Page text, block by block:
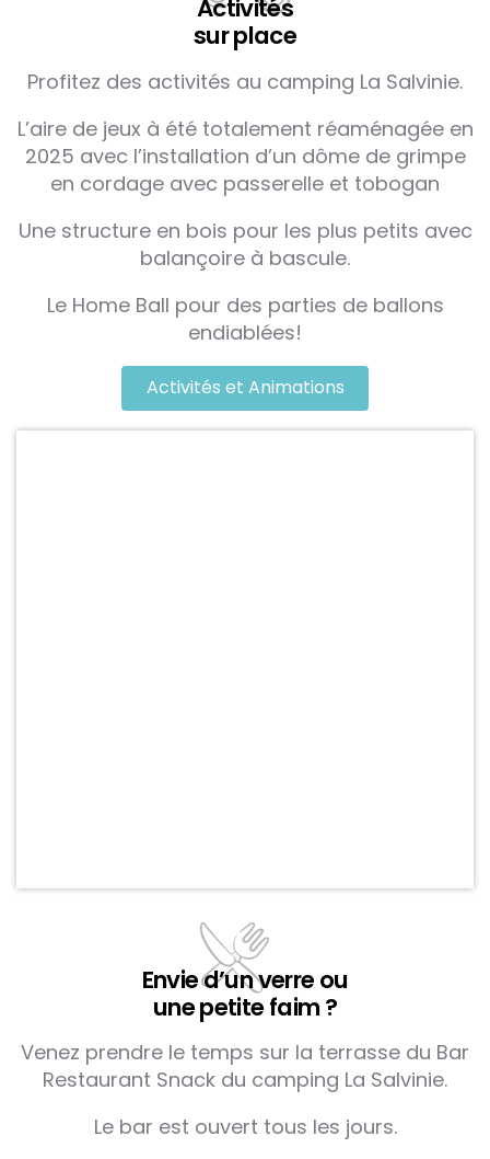
Activités
sur place
Profitez des activités au camping La Salvinie.
L’aire de jeux à été totalement réaménagée en
2025 avec l’installation d’un dôme de grimpe
en cordage avec passerelle et tobogan
Une structure en bois pour les plus petits avec
balançoire à bascule.
Le Home Ball pour des parties de ballons
endiablées!
Activités et Animations
Envie d’un verre ou
une petite faim ?
Venez prendre le temps sur la terrasse du Bar
Restaurant Snack du camping La Salvinie.
Le bar est ouvert tous les jours.